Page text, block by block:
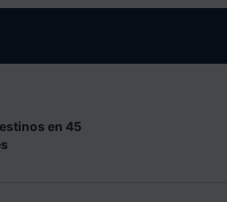
en 45